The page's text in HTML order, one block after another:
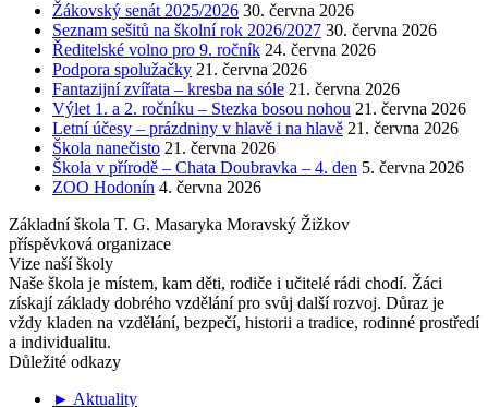
Žákovský senát 2025/2026 30. června 2026
Seznam sešitů na školní rok 2026/2027 30. června 2026
Ředitelské volno pro 9. ročník 24. června 2026
Podpora spolužačky 21. června 2026
Fantazijní zvířata – kresba na sóle 21. června 2026
Výlet 1. a 2. ročníku – Stezka bosou nohou 21. června 2026
Letní účesy – prázdniny v hlavě i na hlavě 21. června 2026
Škola nanečisto 21. června 2026
Škola v přírodě – Chata Doubravka – 4. den 5. června 2026
ZOO Hodonín 4. června 2026
Základní škola T. G. Masaryka Moravský Žižkov
příspěvková organizace
Vize naší školy
Naše škola je místem, kam děti, rodiče i učitelé rádi chodí. Žáci
získají základy dobrého vzdělání pro svůj další rozvoj. Důraz je
vždy kladen na vzdělání, bezpečí, historii a tradice, rodinné prostředí
a individualitu.
Důležité odkazy
► Aktuality